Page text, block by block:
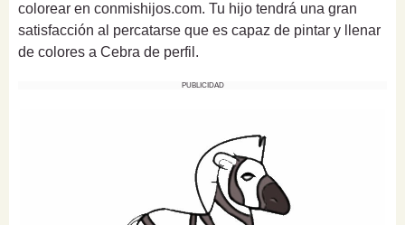
colorear en conmishijos.com. Tu hijo tendrá una gran
satisfacción al percatarse que es capaz de pintar y llenar
de colores a Cebra de perfil.
PUBLICIDAD